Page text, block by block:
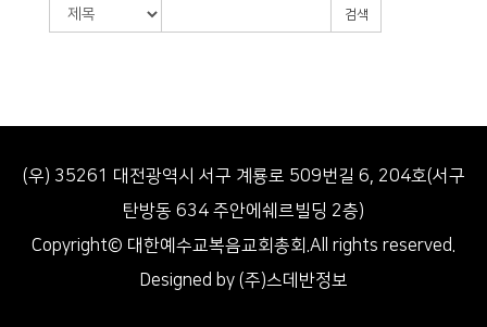
검색
(우) 35261 대전광역시 서구 계룡로 509번길 6, 204호(서구
탄방동 634 주안에쉐르빌딩 2층)
Copyright© 대한예수교복음교회총회.All rights reserved.
Designed by (주)스데반정보